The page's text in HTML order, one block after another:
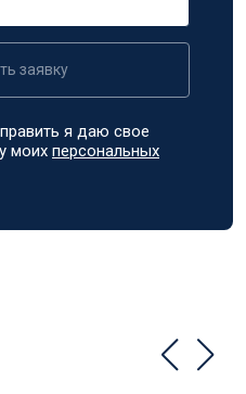
заявку
я даю свое
моихперсональных